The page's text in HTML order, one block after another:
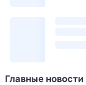
Главные новости